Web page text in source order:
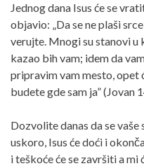
Jednog dana Isus će se
objavio: „Da se ne plaši
verujte. Mnogi su stanovi u
kazao bih vam; idem da
pripravim vam mesto, opet
budete gde sam ja” (Jovan
Dozvolite danas da se vaše
uskoro, Isus će doći i
i teškoće će se završiti a